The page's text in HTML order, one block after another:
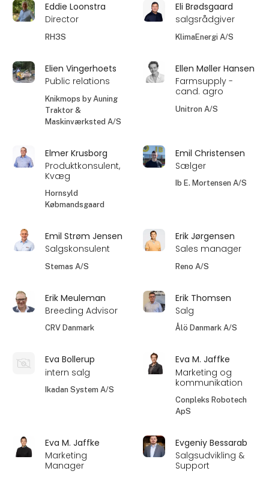
Eddie Loonstra
Director
RH3S
Eli Brødsgaard
salgsrådgiver
KlimaEnergi A/S
Elien Vingerhoets
Public relations
Knikmops by Auning
Traktor &
Maskinværksted A/S
Ellen Møller Hansen
Farmsupply -
cand. agro
Unitron A/S
Elmer Krusborg
Produktkonsulent,
Kvæg
Hornsyld
Købmandsgaard
Emil Christensen
Sælger
Ib E. Mortensen A/S
Emil Strøm Jensen
Salgskonsulent
Stemas A/S
Erik Jørgensen
Sales manager
Reno A/S
Erik Meuleman
Breeding Advisor
CRV Danmark
Erik Thomsen
Salg
Ålö Danmark A/S
Eva Bollerup
intern salg
Ikadan System A/S
Eva M. Jaffke
Marketing og
kommunikation
Conpleks Robotech
ApS
Eva M. Jaffke
Marketing
Manager
Evgeniy Bessarab
Salgsudvikling &
Support